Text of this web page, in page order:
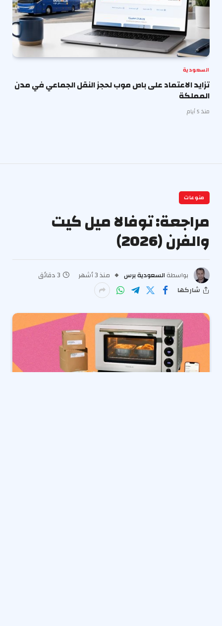
السعودية
تزايد الاعتماد على باص موب لحجز النقل الجماعي في مدن
المملكة
منذ 5 أيام
منوعات
مراجعة: توفالا ميل كيت
والفرن (2026)
بواسطة السعودية برس منذ 3 أشهر
3 دقائق
شاركها